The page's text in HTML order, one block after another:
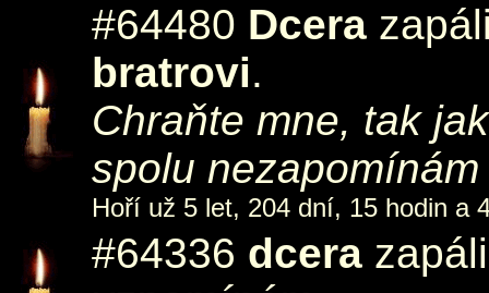
#64480 Dcera
bratrovi.
Chraňte mne, tak
spolu nezapomínám
Hoří už 5 let, 204 dní, 15 hodin a
#64336 dcera